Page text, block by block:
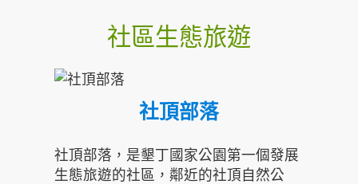
社區生態旅遊
社頂部落
社頂部落，是墾丁國家公園第一個發展
生態旅遊的社區，鄰近的社頂自然公